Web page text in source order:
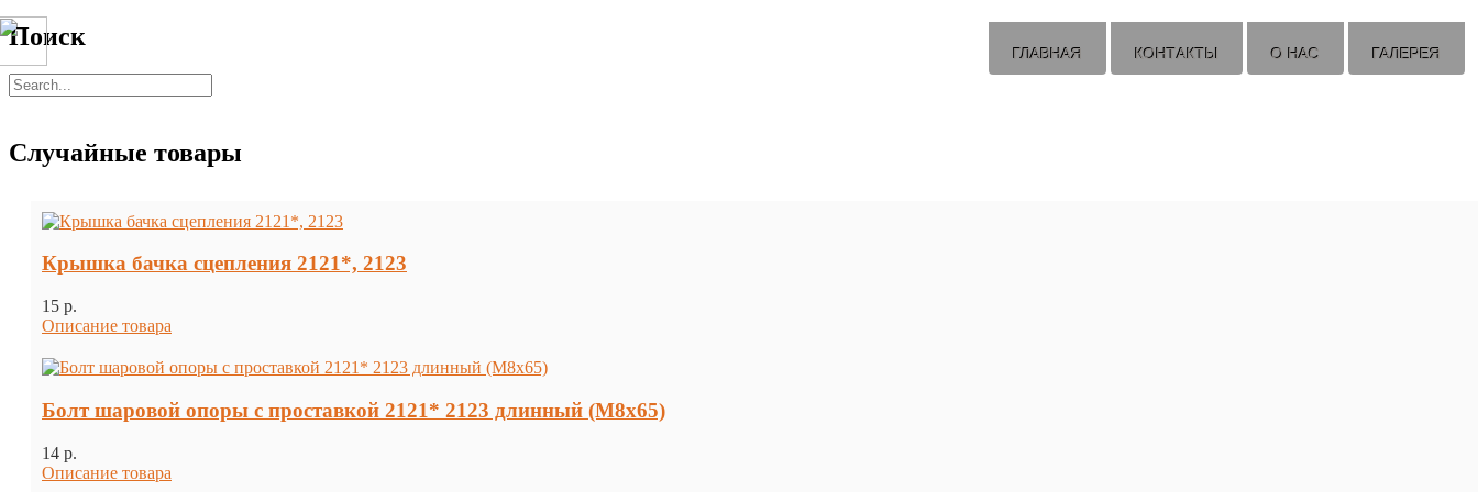
ГЛАВНАЯ КОНТАКТЫ О НАС ГАЛЕРЕЯ
Поиск
Случайные товары
Крышка бачка сцепления 2121*, 2123
15 p.
Описание товара
Болт шаровой опоры с проставкой 2121* 2123 длинный (М8х65)
14 p.
Описание товара